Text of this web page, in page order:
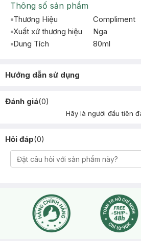
Thông số sản phẩm
Thương Hiệu
Compliment
Xuất xứ thương hiệu
Nga
Dung Tích
80ml
Hướng dẫn sử dụng
Đánh giá(0)
Hãy là người đầu tiên
Hỏi đáp(0)